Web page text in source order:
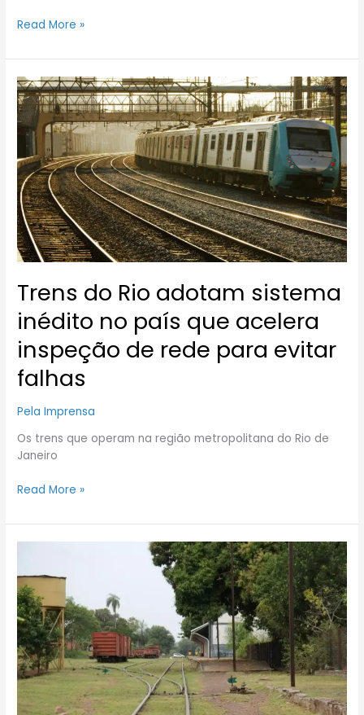
Read More »
Trens do Rio adotam sistema
inédito no país que acelera
inspeção de rede para evitar
falhas
Pela Imprensa
Os trens que operam na região metropolitana do Rio de
Janeiro
Trens
do
Rio
adotam
sistema
inédito
no
país
que
acelera
inspeção
rede
evitar
falhas
Read More »
que
trocar
rodovia
por
ferrovia
e
hidrovia
para